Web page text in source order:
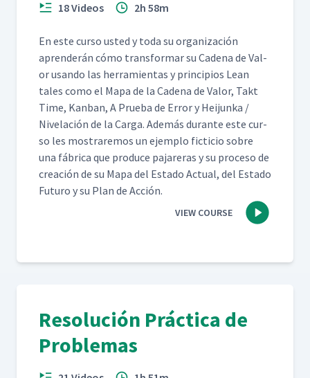
18 Videos 2h 58m
En este cur­so ust­ed y toda su orga­ni­zación
apren­derán cómo trans­for­mar su Cade­na de Val­
or usan­do las her­ramien­tas y prin­ci­p­ios Lean
tales como el Mapa de la Cade­na de Val­or, Takt
Time, Kan­ban, A Prue­ba de Error y Hei­jun­ka /
Nivelación de la Car­ga. Además durante este cur­
so les mostraremos un ejem­p­lo fic­ti­cio sobre
una fábri­ca que pro­duce pajar­eras y su pro­ce­so de
creación de su Mapa del Esta­do Actu­al, del Esta­do
Futuro y su Plan de Acción.
VIEW COURSE
Resolución Práctica de
Problemas